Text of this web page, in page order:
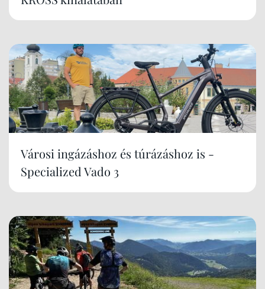
Városi ingázáshoz és túrázáshoz is -
Specialized Vado 3